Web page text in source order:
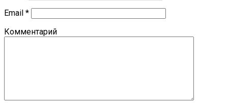
Email *
Комментарий